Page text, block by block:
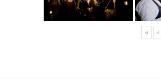
« ‹